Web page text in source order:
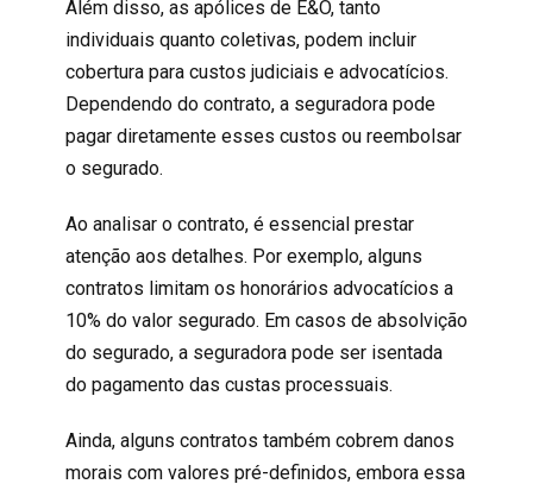
Além disso, as apólices de E&O, tanto
individuais quanto coletivas, podem incluir
cobertura para custos judiciais e advocatícios.
Dependendo do contrato, a seguradora pode
pagar diretamente esses custos ou reembolsar
o segurado.
Ao analisar o contrato, é essencial prestar
atenção aos detalhes. Por exemplo, alguns
contratos limitam os honorários advocatícios a
10% do valor segurado. Em casos de absolvição
do segurado, a seguradora pode ser isentada
do pagamento das custas processuais.
Ainda, alguns contratos também cobrem danos
morais com valores pré-definidos, embora essa